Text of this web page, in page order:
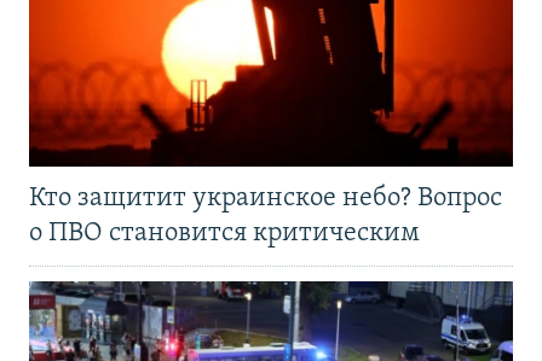
Кто защитит украинское небо? Вопрос
о ПВО становится критическим